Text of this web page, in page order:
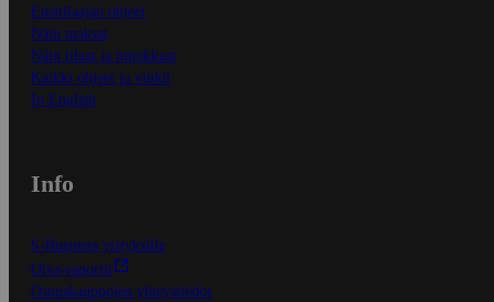
Ensitilaajan ohjeet
Näin maksat
Näin tilaat ja muokkaat
Kaikki ohjeet ja vinkit
In English
Info
S-Business yrityksille
Oiva-raportit
Osuuskauppojen yhteystiedot